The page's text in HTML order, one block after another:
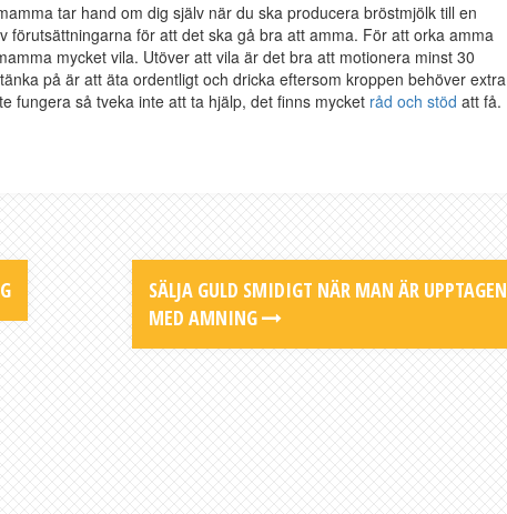
tar hand om dig själv när du ska producera bröstmjölk till en
förutsättningarna för att det ska gå bra att amma. För att orka amma
mycket vila. Utöver att vila är det bra att motionera minst 30
på är att äta ordentligt och dricka eftersom kroppen behöver extra
fungera så tveka inte att ta hjälp, det finns mycket råd och stöd att få.
SÄLJA GULD SMIDIGT NÄR MAN ÄR UPPTAGEN
MED AMNING